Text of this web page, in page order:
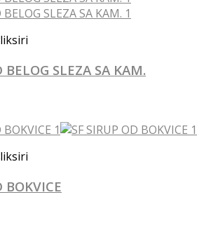
BELOG SLEZA SA KAM.
BOKVICE